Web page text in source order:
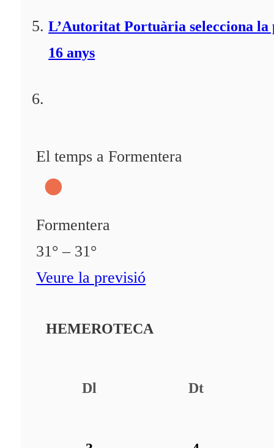
L’Autoritat Portuària selecciona
16 anys
El temps a Formentera
Formentera
31° – 31°
Veure la previsió
HEMEROTECA
Dl Dt